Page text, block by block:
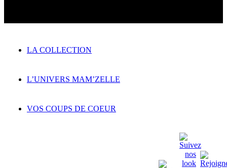
LA COLLECTION
L’UNIVERS MAM’ZELLE
VOS COUPS DE COEUR